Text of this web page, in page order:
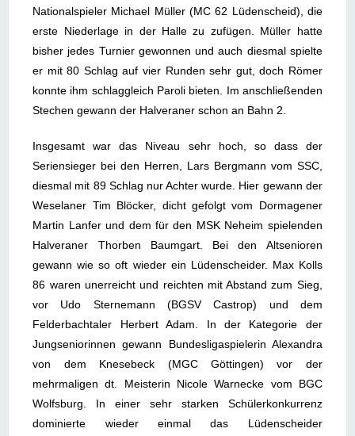
Nationalspieler Michael Müller (MC 62 Lüdenscheid), die
erste Niederlage in der Halle zu zufügen. Müller hatte
bisher jedes Turnier gewonnen und auch diesmal spielte
er mit 80 Schlag auf vier Runden sehr gut, doch Römer
konnte ihm schlaggleich Paroli bieten. Im anschließenden
Stechen gewann der Halveraner schon an Bahn 2.
Insgesamt war das Niveau sehr hoch, so dass der
Seriensieger bei den Herren, Lars Bergmann vom SSC,
diesmal mit 89 Schlag nur Achter wurde. Hier gewann der
Weselaner Tim Blöcker, dicht gefolgt vom Dormagener
Martin Lanfer und dem für den MSK Neheim spielenden
Halveraner Thorben Baumgart. Bei den Altsenioren
gewann wie so oft wieder ein Lüdenscheider. Max Kolls
86 waren unerreicht und reichten mit Abstand zum Sieg,
vor Udo Sternemann (BGSV Castrop) und dem
Felderbachtaler Herbert Adam. In der Kategorie der
Jungseniorinnen gewann Bundesligaspielerin Alexandra
von dem Knesebeck (MGC Göttingen) vor der
mehrmaligen dt. Meisterin Nicole Warnecke vom BGC
Wolfsburg. In einer sehr starken Schülerkonkurrenz
dominierte wieder einmal das Lüdenscheider